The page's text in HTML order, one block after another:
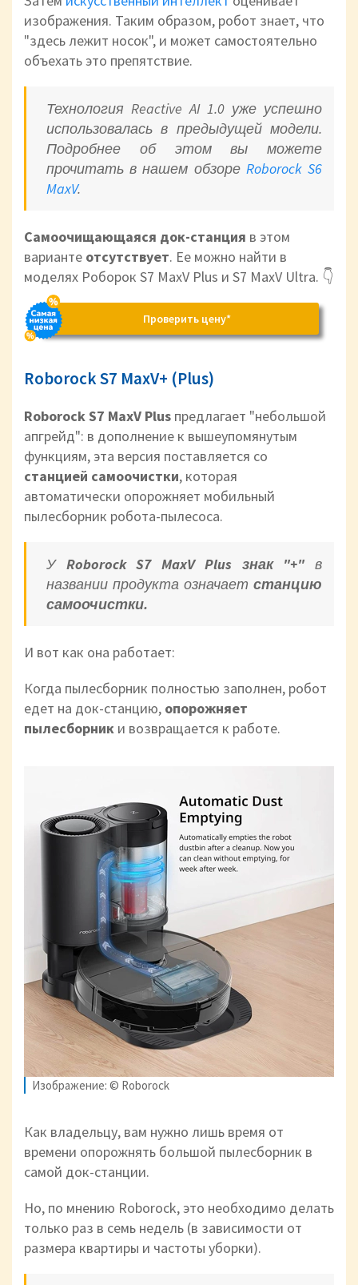
изображения. Таким образом, робот знает, что
"здесь лежит носок", и может самостоятельно
объехать это препятствие.
Технология Reactive AI 1.0 уже успешно
использовалась в предыдущей модели.
Подробнее об этом вы можете
прочитать в нашем обзоре Roborock S6
MaxV.
Самоочищающаяся док-станция в этом
варианте отсутствует. Ее можно найти в
моделях Роборок S7 MaxV Plus и S7 MaxV Ultra. 👇
Проверить цену*
Roborock S7 MaxV+ (Plus)
Roborock S7 MaxV Plus предлагает "небольшой
апгрейд": в дополнение к вышеупомянутым
функциям, эта версия поставляется со
станцией самоочистки, которая
автоматически опорожняет мобильный
пылесборник робота-пылесоса.
У Roborock S7 MaxV Plus знак "+"в
названии продукта означает станцию
самоочистки.
И вот как она работает:
Когда пылесборник полностью заполнен, робот
едет на док-станцию, опорожняет
пылесборник и возвращается к работе.
Изображение: © Roborock
Как владельцу, вам нужно лишь время от
времени опорожнять большой пылесборник в
самой док-станции.
Но, по мнению Roborock, это необходимо делать
только раз в семь недель (в зависимости от
размера квартиры и частоты уборки).